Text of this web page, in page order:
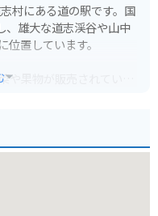
村にある道の駅です。国
、雄大な道志渓谷や山中
置しています。
や果物が販売されている
す。